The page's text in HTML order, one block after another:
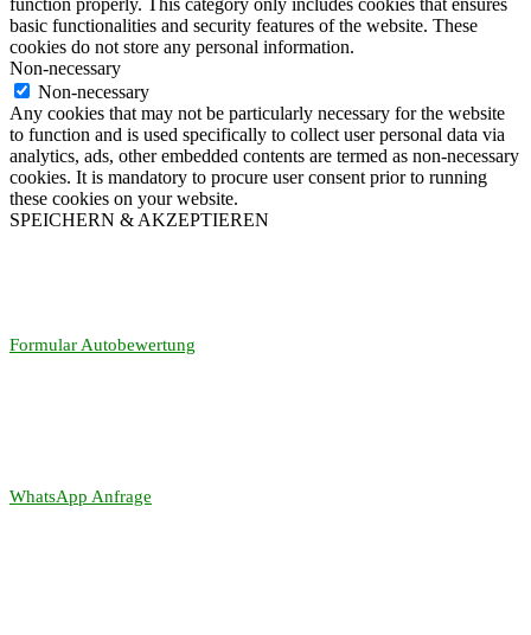
function properly. This category only includes cookies that ensures
basic functionalities and security features of the website. These
cookies do not store any personal information.
Non-necessary
Non-necessary
Any cookies that may not be particularly necessary for the website
to function and is used specifically to collect user personal data via
analytics, ads, other embedded contents are termed as non-necessary
cookies. It is mandatory to procure user consent prior to running
these cookies on your website.
SPEICHERN & AKZEPTIEREN
Formular Autobewertung
WhatsApp Anfrage